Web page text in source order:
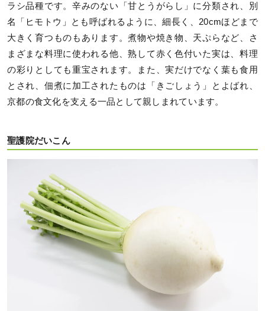
ラシ品種です。辛みのない「甘とうがらし」に分類され、別
名「ヒモトウ」とも呼ばれるように、細長く、20cmほどまで
大きく育つものもあります。煮物や焼き物、天ぷらなど、さ
まざまな料理に使われる他、熟して赤く色付いた実は、料理
の彩りとしても重宝されます。また、実だけでなく葉も食用
とされ、佃煮に加工されたものは「きごしょう」とよばれ、
京都の食文化を支える一品として親しまれています。
聖護院だいこん